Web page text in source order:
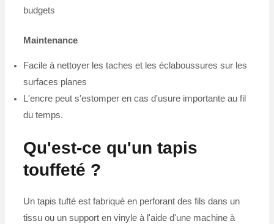
budgets
Maintenance
Facile à nettoyer les taches et les éclaboussures sur les
surfaces planes
L'encre peut s'estomper en cas d'usure importante au fil
du temps.
Qu'est-ce qu'un tapis
touffeté ?
Un tapis tufté est fabriqué en perforant des fils dans un
tissu ou un support en vinyle à l'aide d'une machine à